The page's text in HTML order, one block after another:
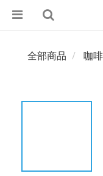
全部商品 咖